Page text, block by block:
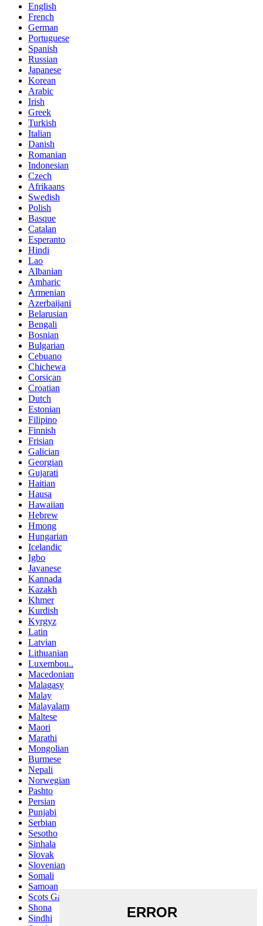
English
French
German
Portuguese
Spanish
Russian
Japanese
Korean
Arabic
Irish
Greek
Turkish
Italian
Danish
Romanian
Indonesian
Czech
Afrikaans
Swedish
Polish
Basque
Catalan
Esperanto
Hindi
Lao
Albanian
Amharic
Armenian
Azerbaijani
Belarusian
Bengali
Bosnian
Bulgarian
Cebuano
Chichewa
Corsican
Croatian
Dutch
Estonian
Filipino
Finnish
Frisian
Galician
Georgian
Gujarati
Haitian
Hausa
Hawaiian
Hebrew
Hmong
Hungarian
Icelandic
Igbo
Javanese
Kannada
Kazakh
Khmer
Kurdish
Kyrgyz
Latin
Latvian
Lithuanian
Luxembou..
Macedonian
Malagasy
Malay
Malayalam
Maltese
Maori
Marathi
Mongolian
Burmese
Nepali
Norwegian
Pashto
Persian
Punjabi
Serbian
Sesotho
Sinhala
Slovak
Slovenian
Somali
Samoan
Scots Gaelic
Shona
Sindhi